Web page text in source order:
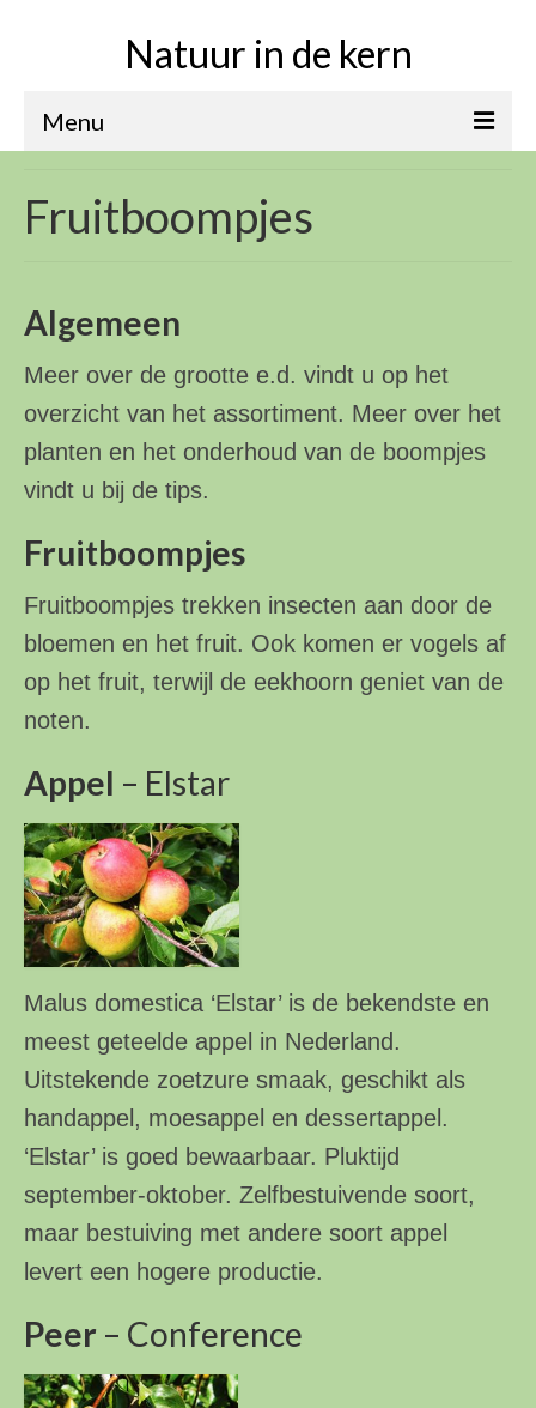
Natuur in de kern
Menu
Over
Tips
Fruitboompjes
Algemeen
Meer over de grootte e.d. vindt u op het
overzicht van het assortiment. Meer over het
planten en het onderhoud van de boompjes
vindt u bij de tips.
Fruitboompjes
Fruitboompjes trekken insecten aan door de
bloemen en het fruit. Ook komen er vogels af
op het fruit, terwijl de eekhoorn geniet van de
noten.
Appel – Elstar
Malus domestica ‘Elstar’ is de bekendste en
meest geteelde appel in Nederland.
Uitstekende zoetzure smaak, geschikt als
handappel, moesappel en dessertappel.
‘Elstar’ is goed bewaarbaar. Pluktijd
september-oktober. Zelfbestuivende soort,
maar bestuiving met andere soort appel
levert een hogere productie.
Peer – Conference